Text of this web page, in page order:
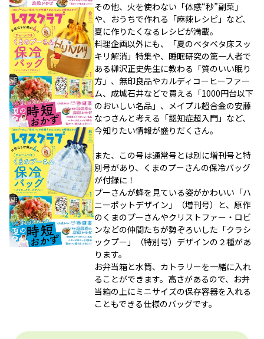
その他、火を使わない「体感“秒”副菜」
や、おうちで作れる「麻辣レシピ」など、
夏に作りたくなるレシピが満載。
料理企画以外にも、「夏のベタベタ床スッ
キリ解消」特集や、睡眠研究の第一人者で
ある柳沢正史先生に教わる「質のいい眠り
方」、無印良品やカルディコーヒーファー
ム、成城石井などで買える「1000円台以下
のおいしい名品」、メイプル超合金の安藤
なつさんと考える「認知症超入門」など、
今知りたい情報が盛りだくさん。
また、この号は通常号とは別に増刊号と特
別号があり、くまのプーさんの保冷バッグ
が付録に！
プーさんが蜂を見ている姿がかわいい「ハ
ニーポットデザイン」（増刊号）と、原作
のくまのプーさんやクリストファー・ロビ
ンなどの仲間たちが勢ぞろいした「クラシ
ックプー」（特別号）デザインの２種があ
ります。
お弁当箱と水筒、カトラリーを一緒に入れ
ることができます。高さがあるので、お弁
当箱の上にミニサイズの保存容器を入れる
こともできる仕様のバッグです。